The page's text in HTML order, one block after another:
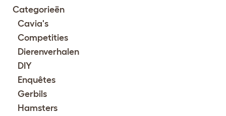
Categorieën
Cavia's
Competities
Dierenverhalen
DIY
Enquêtes
Gerbils
Hamsters